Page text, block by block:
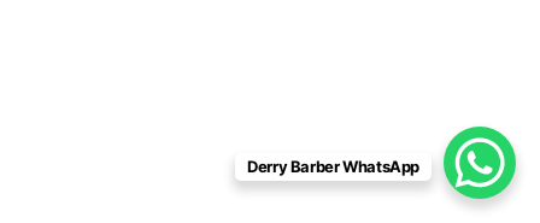
Derry Barber WhatsApp